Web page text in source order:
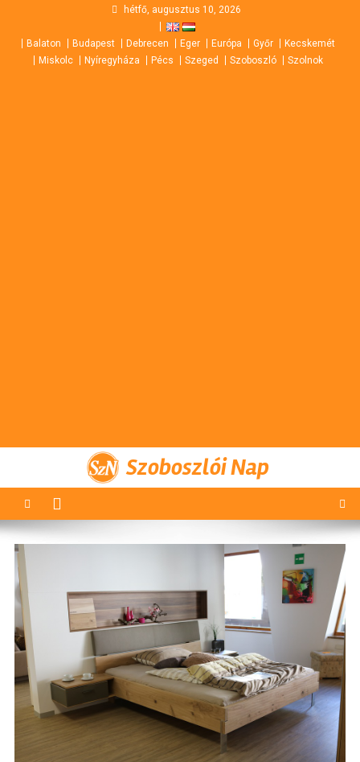
content
hétfő, augusztus 10, 2026
Balaton Budapest Debrecen Eger Európa Győr
Kecskemét
Miskolc
Nyíregyháza Pécs Szeged Szoboszló Szolnok
Szoboszlói Nap